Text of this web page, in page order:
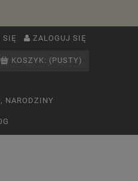
SIĘ ZALOGUJ SIĘ
KOSZYK: (PUSTY)
NARODZINY